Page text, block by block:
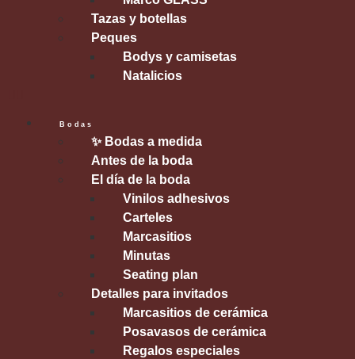
Tazas y botellas
Peques
Bodys y camisetas
Natalicios
Bodas
✨ Bodas a medida
Antes de la boda
El día de la boda
Vinilos adhesivos
Carteles
Marcasitios
Minutas
Seating plan
Detalles para invitados
Marcasitios de cerámica
Posavasos de cerámica
Regalos especiales